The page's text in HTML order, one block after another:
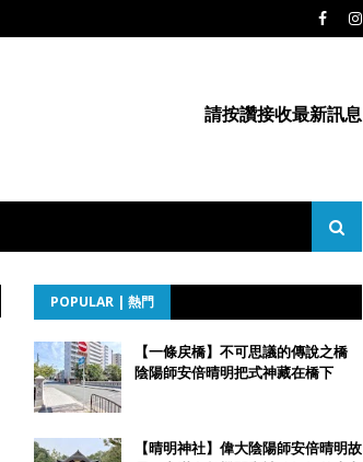
請按讚接收最新訊息
POPULAR | 熱門
【一條戻橋】不可思議的傳說之橋
陰陽師安倍晴明把式神藏在橋下
【晴明神社】偉大陰陽師安倍晴明故